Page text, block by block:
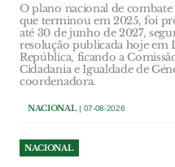
O plano nacional de combate
que terminou em 2025, foi
até 30 de junho de 2027,
resolução publicada hoje em
República, ficando a
Cidadania e Igualdade de
coordenadora.
NACIONAL| 07-08-2026
NACIONAL